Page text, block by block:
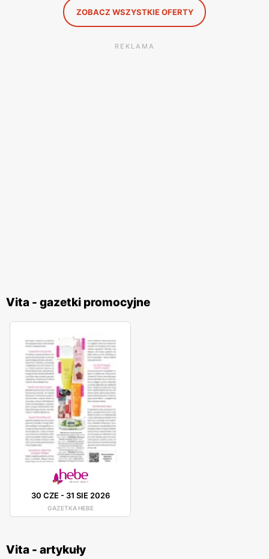
ZOBACZ WSZYSTKIE OFERTY
REKLAMA
Vita - gazetki promocyjne
30 CZE- 31 SIE 2026
GAZETKA HEBE
Vita - artykuły